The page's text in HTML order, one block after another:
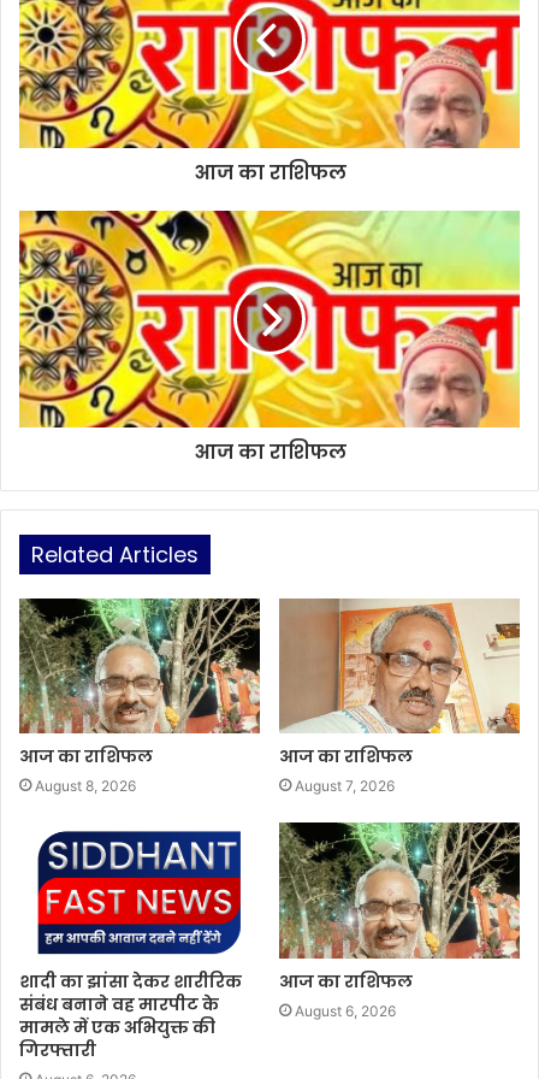
e
आज का राशिफल
आज का राशिफल
Related Articles
आज का राशिफल
August 8, 2026
आज का राशिफल
August 7, 2026
शादी का झांसा देकर शारीरिक
संबंध बनाने वह मारपीट के
मामले में एक अभियुक्त की
गिरफ्तारी
आज का राशिफल
August 6, 2026